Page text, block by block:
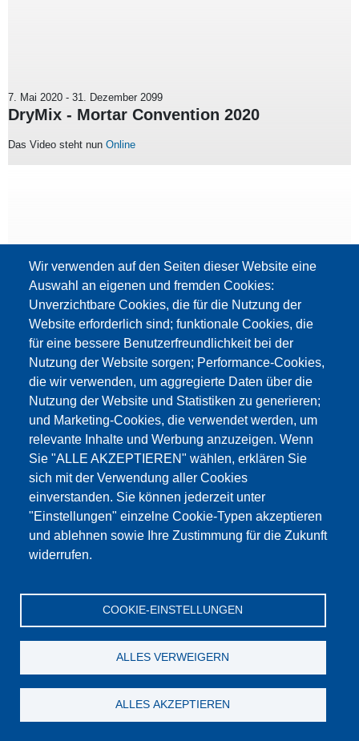
7. Mai 2020 - 31. Dezember 2099
DryMix - Mortar Convention 2020
Das Video steht nun Online
9. Juli 2019
14. jährliche Beton Konferenz in Hua Hin
Thailand
Im März 2019 fand in Hua Hin, Thailand, die 14. jährliche Beton
Konferenz statt.
Wir verwenden auf den Seiten dieser Website eine
Auswahl an eigenen und fremden Cookies:
Unverzichtbare Cookies, die für die Nutzung der
Website erforderlich sind; funktionale Cookies, die
für eine bessere Benutzerfreundlichkeit bei der
Nutzung der Website sorgen; Performance-Cookies,
die wir verwenden, um aggregierte Daten über die
Nutzung der Website und Statistiken zu generieren;
und Marketing-Cookies, die verwendet werden, um
relevante Inhalte und Werbung anzuzeigen. Wenn
Sie "ALLE AKZEPTIEREN" wählen, erklären Sie
sich mit der Verwendung aller Cookies
einverstanden. Sie können jederzeit unter
"Einstellungen" einzelne Cookie-Typen akzeptieren
und ablehnen sowie Ihre Zustimmung für die Zukunft
widerrufen.
COOKIE-EINSTELLUNGEN
ALLES VERWEIGERN
ALLES AKZEPTIEREN